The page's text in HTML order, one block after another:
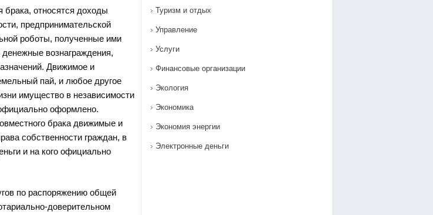
брака, относятся доходы
предпринимательской
роботы, полученные ими
вознаграждения,
Движимое и
пай, и любое другое
имущество в независимости
оформлено.
брака движимые и
собственности граждан, в
и на кого официально
по распоряжению общей
доверительном
Туризм и отдых
Управление
Услуги
Финансовые организации
Экология
Экономика
Экономия энергии
Электронные деньги